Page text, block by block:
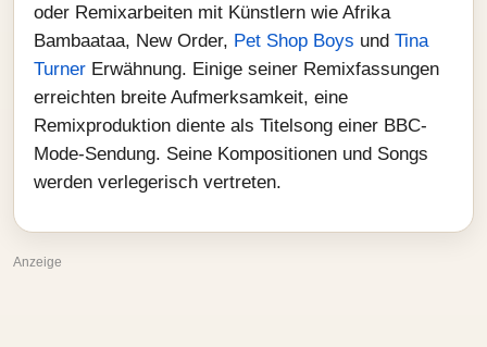
oder Remixarbeiten mit Künstlern wie Afrika
Bambaataa, New Order, Pet Shop Boys und Tina
Turner Erwähnung. Einige seiner Remixfassungen
erreichten breite Aufmerksamkeit, eine
Remixproduktion diente als Titelsong einer BBC-
Mode-Sendung. Seine Kompositionen und Songs
werden verlegerisch vertreten.
Anzeige